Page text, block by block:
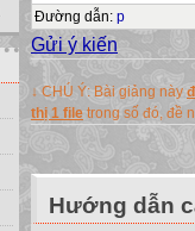
Đường dẫn: p
Gửi ý kiến
↓ CHÚ Ý: Bài giảng này
thị 1 file trong số đó, đề
Hướng dẫn